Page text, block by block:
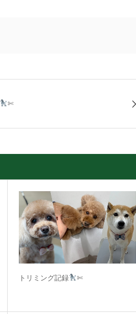
✄
トリミング記録 ✄